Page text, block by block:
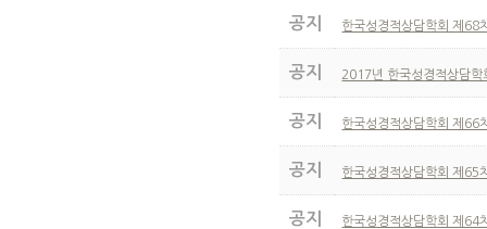
공지 한국성경적상담학회 제68
공지 2017년 한국성경적상담학
공지 한국성경적상담학회 제66
공지 한국성경적상담학회 제65
공지 한국성경적상담학회 제64